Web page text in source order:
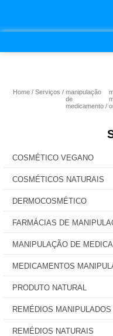
Home Serviços
manipulação
de
medicamento
COSMÉTICO VEGANO
COSMÉTICOS NATURAIS
DERMOCOSMÉTICO
FARMÁCIAS DE
MANIPULAÇÃO DE
MEDICAMENTOS
PRODUTO NATURAL
REMÉDIOS MANIPULADOS
REMÉDIOS NATURAIS